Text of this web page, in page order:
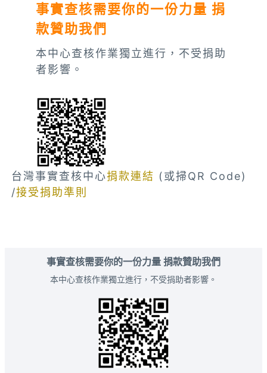
事實查核需要你的一份力量 捐
款贊助我們
本中心查核作業獨立進行，不受捐助
者影響。
台灣事實查核中心捐款連結 (或掃QR Code)
/接受捐助準則
事實查核需要你的一份力量 捐款贊助我們
本中心查核作業獨立進行，不受捐助者影響。